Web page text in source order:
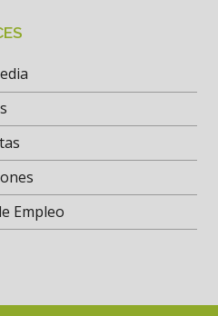
Empleo